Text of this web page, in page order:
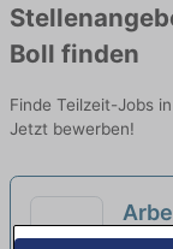
Boll finden
Finde Teilzeit-Jobs
Jetzt bewerben!